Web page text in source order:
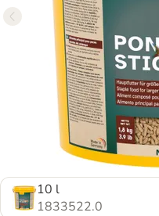
10 l
1833522.0